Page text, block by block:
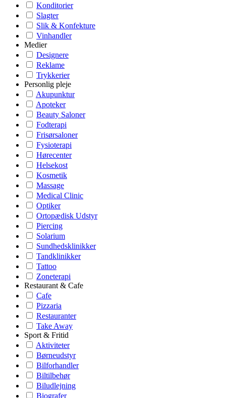
Konditorier
Slagter
Slik & Konfekture
Vinhandler
Medier
Designere
Reklame
Trykkerier
Personlig pleje
Akupunktur
Apoteker
Beauty Saloner
Fodterapi
Frisørsaloner
Fysioterapi
Hørecenter
Helsekost
Kosmetik
Massage
Medical Clinic
Optiker
Ortopædisk Udstyr
Piercing
Solarium
Sundhedsklinikker
Tandklinikker
Tattoo
Zoneterapi
Restaurant & Cafe
Cafe
Pizzaria
Restauranter
Take Away
Sport & Fritid
Aktiviteter
Børneudstyr
Bilforhandler
Biltilbehør
Biludlejning
Biografer